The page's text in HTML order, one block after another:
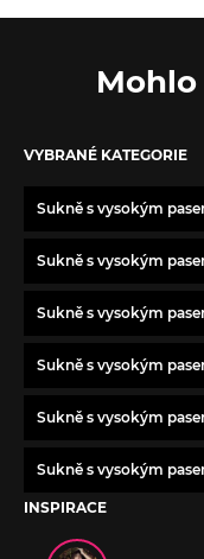
VYBRANÉ KATEGORIE
Sukně s vysokým
Sukně s vysokým
Sukně s vysokým
Sukně s vysokým
Sukně s vysokým
Sukně s vysokým
INSPIRACE